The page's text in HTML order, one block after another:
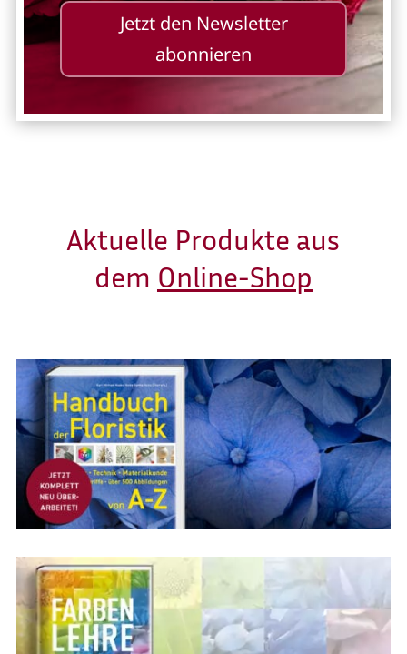
Jetzt den Newsletter
abonnieren
Aktuelle Produkte aus
dem Online-Shop